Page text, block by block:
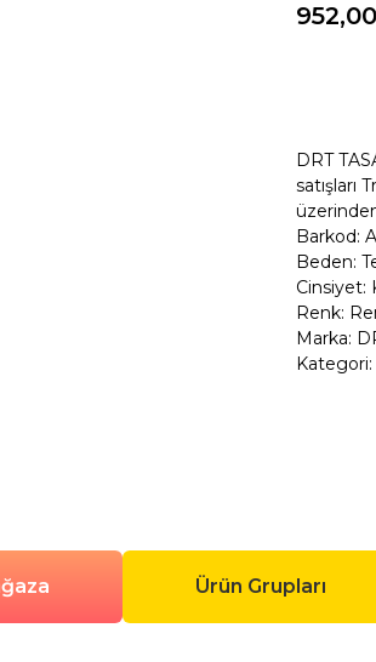
952,00
DRT
satışları
Barkod:
Beden:
Cinsiyet:
Renk:
Marka:
Ürün Grupları